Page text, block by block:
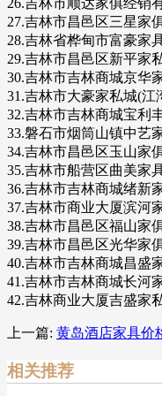
26.吉林市顺达家俱经销
27.吉林市昌邑区三星家
28.吉林省桦甸市富豪家
29.吉林市昌邑区新平家
30.吉林市吉林商城京华
31.吉林市大豪家私城(江
32.吉林市吉林商城宝利
33.磐石市烟筒山镇中艺
34.吉林市昌邑区玉山家
35.吉林市船营区曲美家
36.吉林市吉林商城绪新
37.吉林市商业大厦滨河
38.吉林市昌邑区福山家
39.吉林市昌邑区光华家
40.吉林市吉林商城昌盛
41.吉林市吉林商城长河
42.吉林商业大厦吉盛家
上一篇: 黄岛酒店家具价
相关推荐